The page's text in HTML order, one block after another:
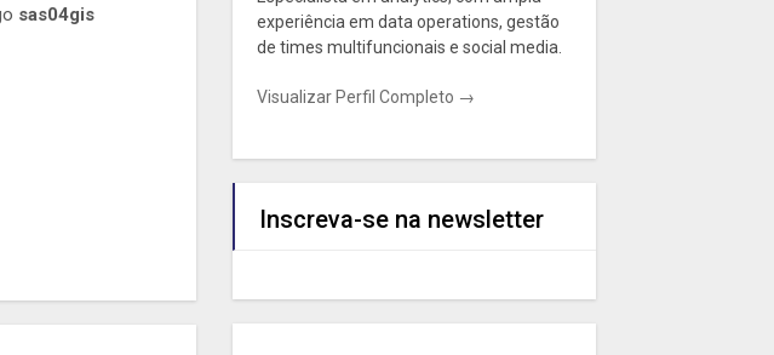
sas04gis
experiência em data operations, gestão
de times multifuncionais e social media.
Visualizar Perfil Completo →
Inscreva-se na newsletter